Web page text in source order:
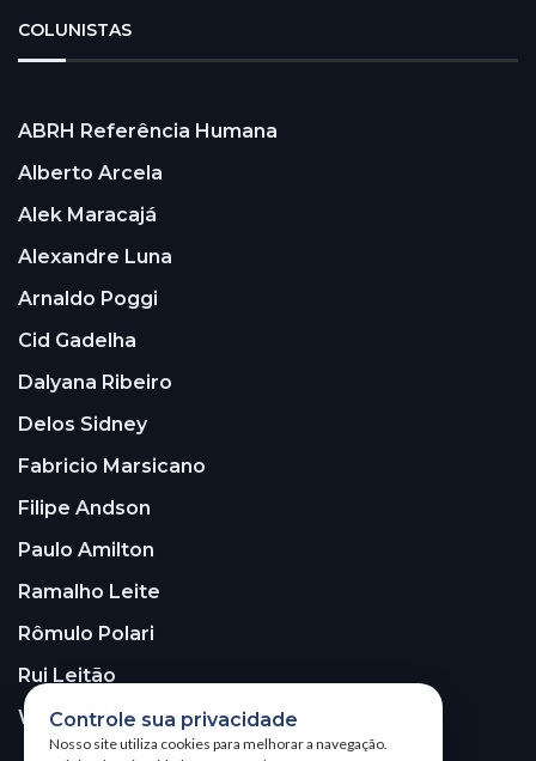
COLUNISTAS
ABRH Referência Humana
Alberto Arcela
Alek Maracajá
Alexandre Luna
Arnaldo Poggi
Cid Gadelha
Dalyana Ribeiro
Delos Sidney
Fabricio Marsicano
Filipe Andson
Paulo Amilton
Ramalho Leite
Rômulo Polari
Rui Leitão
Walter Santos
Controle sua privacidade
Nosso site utiliza cookies para melhorar a navegação.